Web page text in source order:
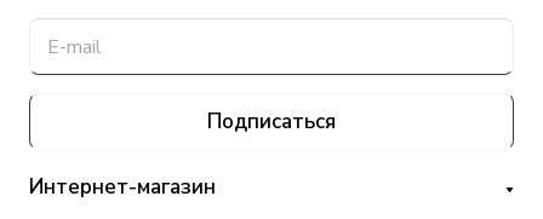
Подписаться
Интернет-магазин